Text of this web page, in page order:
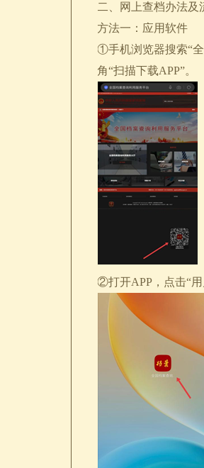
二、网上查档办法及
方法一：应用软件
①手机浏览器搜索“全
角“扫描下载APP”。
②打开APP，点击“